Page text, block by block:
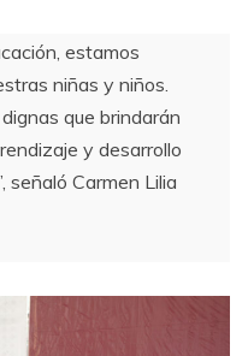
estamos
niñas y niños.
que brindarán
y desarrollo
señaló Carmen Lilia